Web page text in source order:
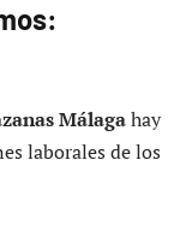
Málagahay
laborales de los